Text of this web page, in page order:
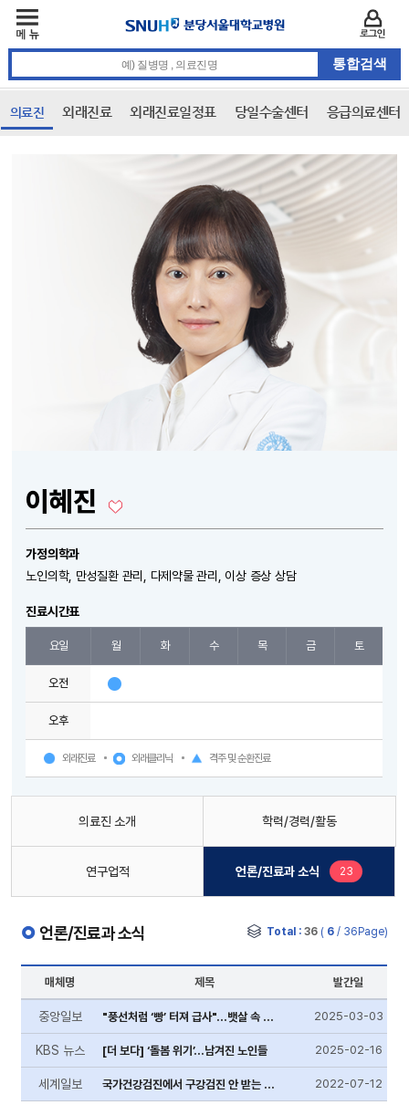
의료진 외래진료 외래진료일정표 당일수술센터 응급의료센터
이혜진
가정의학과
노인의학, 만성질환 관리, 다제약물 관리, 이상 증상 상담
진료시간표
요일 월 화 수 목 금 토
오전
오후
외래진료 외래클리닉 격주 및 순환진료
의료진 소개 학력/경력/활동
연구업적 언론/진료과 소식 23
언론/진료과 소식 Total : 36( 6 / 36Page)
매체명 제목 발간일
중앙일보 "풍선처럼 ‘빵’ 터져 급사"…뱃살 속 시한폭탄 잡는 이 검사 2025-03-03
KBS 뉴스 [더 보다] ‘돌봄 위기’…남겨진 노인들 2025-02-16
세계일보 국가건강검진에서 구강검진 안 받는 사람, 구인두암(두경부암) 발생 위험 48% 증가 2022-07-12